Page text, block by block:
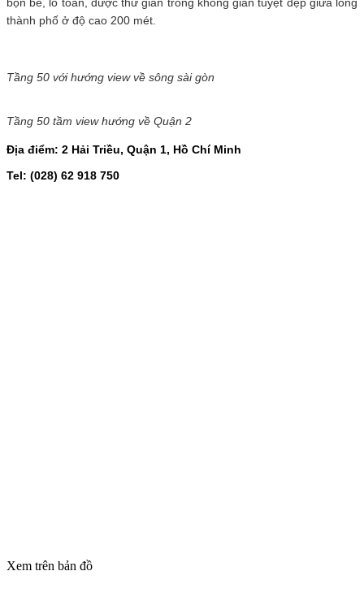
thành phố ở độ cao 200 mét.
Tầng 50 với hướng view về sông sài gòn
Tầng 50 tầm view hướng về Quận 2
Địa điểm: 2 Hải Triều, Quận 1, Hồ Chí Minh
Tel: (028) 62 918 750
Xem trên bản đồ